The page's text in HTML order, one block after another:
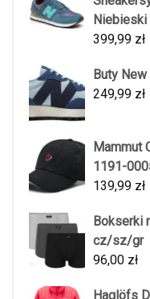
Niebieski
399,99 zł
Buty
249,99 zł
Mammut
1191-
139,99 zł
Bokserki
cz/sz/gr
96,00 zł
Haglöfs